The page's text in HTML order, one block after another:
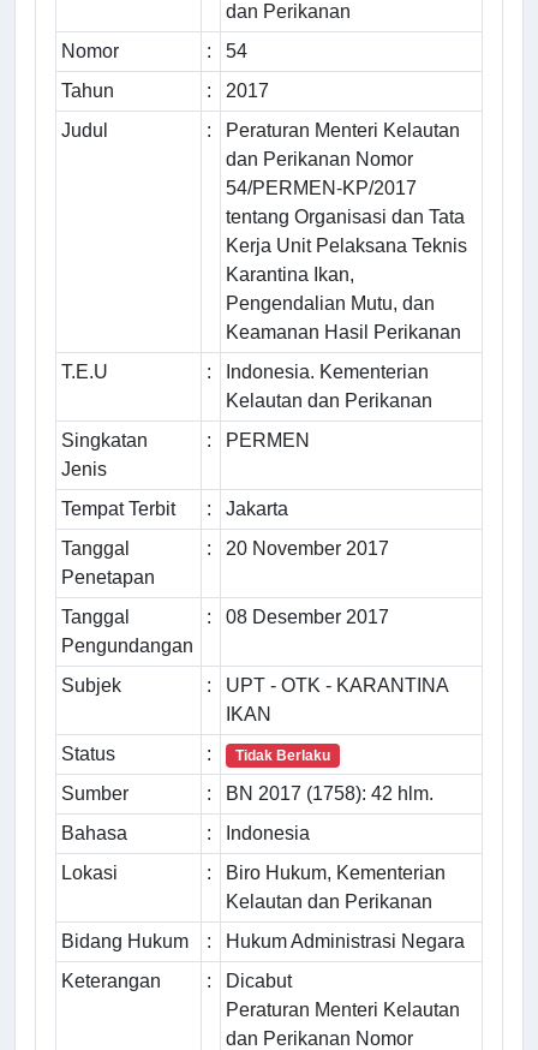
dan Perikanan
Nomor
:
54
Tahun
:
2017
Judul
:
Peraturan Menteri Kelautan
dan Perikanan Nomor
54/PERMEN-KP/2017
tentang Organisasi dan Tata
Kerja Unit Pelaksana Teknis
Karantina Ikan,
Pengendalian Mutu, dan
Keamanan Hasil Perikanan
T.E.U
:
Indonesia. Kementerian
Kelautan dan Perikanan
Singkatan
Jenis
: PERMEN
Tempat Terbit :
Jakarta
Tanggal
Penetapan
: 20 November 2017
Tanggal
Pengundangan
: 08 Desember 2017
Subjek :
UPT - OTK - KARANTINA
IKAN
Status
: Tidak Berlaku
Sumber :
BN 2017 (1758): 42 hlm.
Bahasa
:
Indonesia
Lokasi
:
Biro Hukum, Kementerian
Kelautan dan Perikanan
Bidang Hukum
:
Hukum Administrasi Negara
Keterangan
:
Dicabut
Peraturan Menteri Kelautan
dan Perikanan Nomor